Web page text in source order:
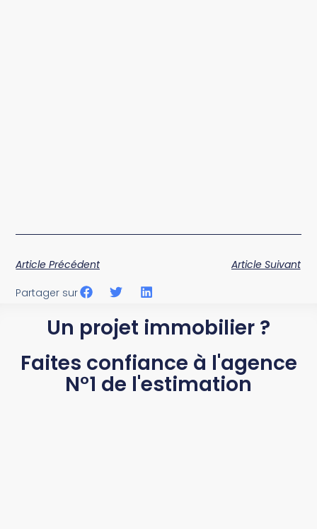
Article Précédent Article Suivant
Partager sur
Un projet immobilier ?
Faites confiance à l'agence
N°1 de l'estimation